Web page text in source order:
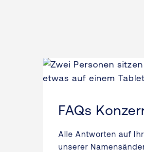
FAQs
Alle Antworten auf
unserer